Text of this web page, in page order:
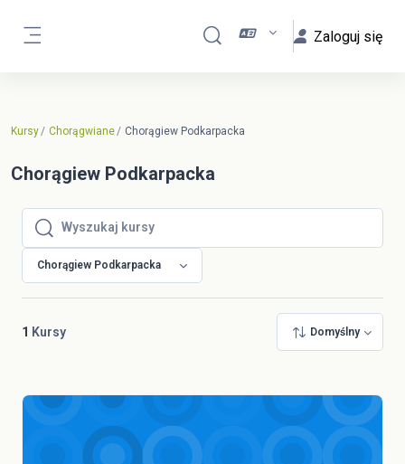
Przełącznik wyszukiwarki
Zaloguj się
Kursy Chorągwiane Chorągiew Podkarpacka
Chorągiew Podkarpacka
Wyszukaj kursy
Wyszukaj kursy
Chorągiew Podkarpacka
1 Kursy Domyślny